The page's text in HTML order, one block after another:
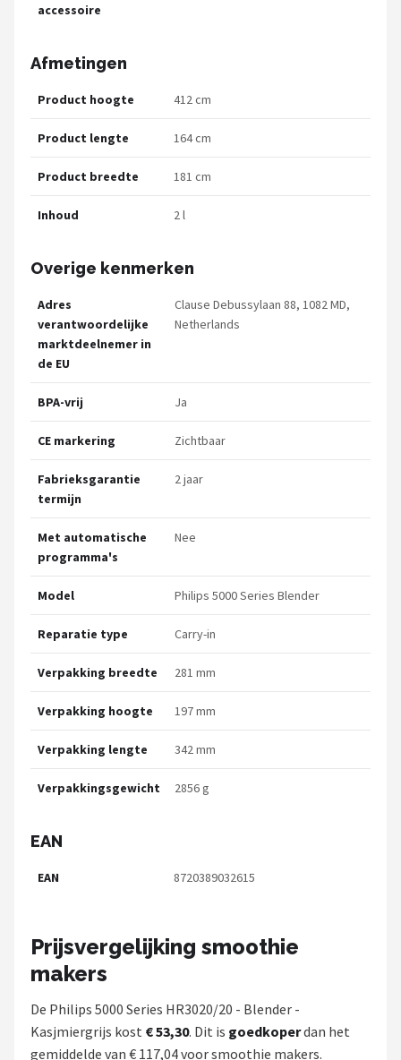
accessoire
Afmetingen
Product hoogte 412 cm
Product lengte 164 cm
Product breedte 181 cm
Inhoud 2 l
Overige kenmerken
Adres
verantwoordelijke
marktdeelnemer in
de EU
Clause Debussylaan 88, 1082 MD,
Netherlands
BPA-vrij Ja
CE markering Zichtbaar
Fabrieksgarantie
termijn
2 jaar
Met automatische
programma's
Nee
Model Philips 5000 Series Blender
Reparatie type Carry-in
Verpakking breedte 281 mm
Verpakking hoogte 197 mm
Verpakking lengte 342 mm
Verpakkingsgewicht 2856 g
EAN
EAN 8720389032615
Prijsvergelijking smoothie
makers
De Philips 5000 Series HR3020/20 - Blender -
Kasjmiergrijs kost € 53,30. Dit is goedkoperdan het
gemiddelde van € 117,04 voor smoothie makers.